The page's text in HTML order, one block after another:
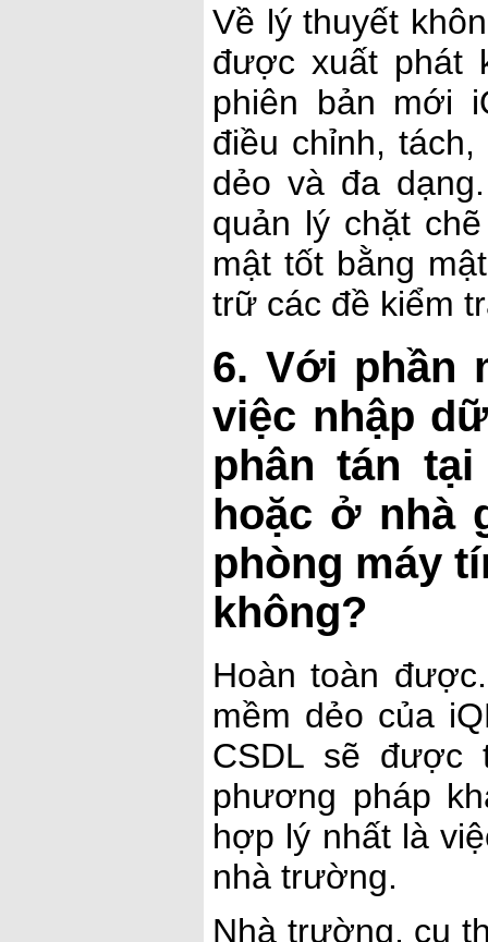
Về lý thuyết
được xuất phát
phiên bản mới
điều chỉnh,
dẻo và đa
quản lý chặt
mật tốt bằng
trữ các đề kiểm
6. Với phần
việc nhập
phân tán
hoặc ở nhà
phòng máy
không?
Hoàn toàn
mềm dẻo của
CSDL sẽ được
phương pháp
hợp lý nhất là
nhà trường.
Nhà trường, cụ